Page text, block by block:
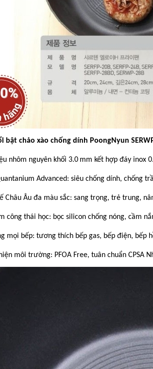
bật chảo xào chống dính PoongNyun
nhôm nguyên khối 3.0 mm kết hợp đáy
Advanced: siêu chống dính, chống
Châu Âu đa màu sắc: sang trọng, trẻ trung,
công thái học: bọc silicon chống nóng, cầm
mọi bếp: tương thích bếp gas, bếp điện, bếp
môi trường: PFOA Free, tuân chuẩn CPSA